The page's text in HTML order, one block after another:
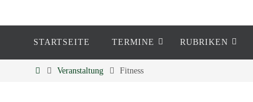
Eckenheim
STARTSEITE TERMINE RUBRIKEN
Veranstaltung Fitness